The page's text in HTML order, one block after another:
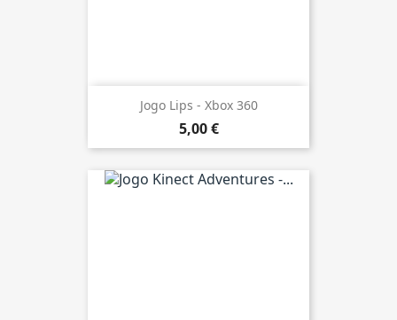
Jogo Lips - Xbox 360
5,00 €